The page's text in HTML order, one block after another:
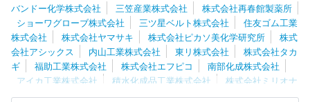
バンドー化学株式会社 三笠産業株式会社
株式会社再春館製薬所
ショーワグローブ株式会社
三ツ星ベルト株式会社
住友ゴム工業
株式会社
株式会社ヤマサキ 株式会社ピカソ美化学研究所
株式
会社アシックス
内山工業株式会社 東リ株式会社
株式会社タカ
ギ
福助工業株式会社 株式会社エフピコ
南部化成株式会社
アイカ工業株式会社
積水化成品工業株式会社
株式会社ミリオナ
化粧品
株式会社森創 ホーユー株式会社 株式会社ナリス化粧